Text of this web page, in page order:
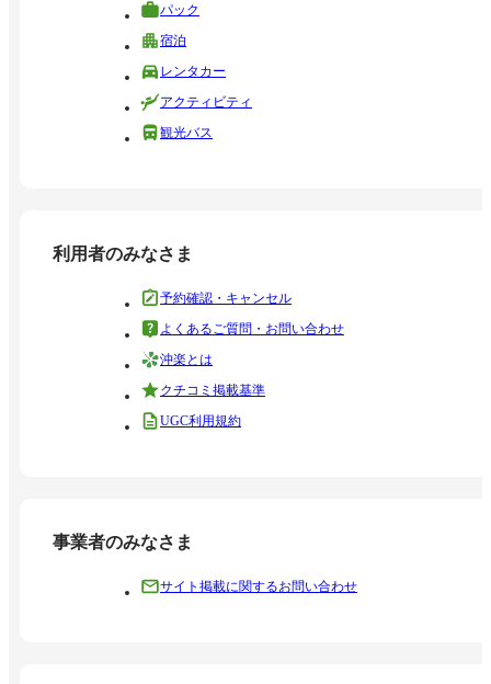
パック
宿泊
レンタカー
アクティビティ
観光バス
利用者のみなさま
予約確認・キャンセル
よくあるご質問・お問い合わせ
沖楽とは
クチコミ掲載基準
UGC利用規約
事業者のみなさま
サイト掲載に関するお問い合わせ